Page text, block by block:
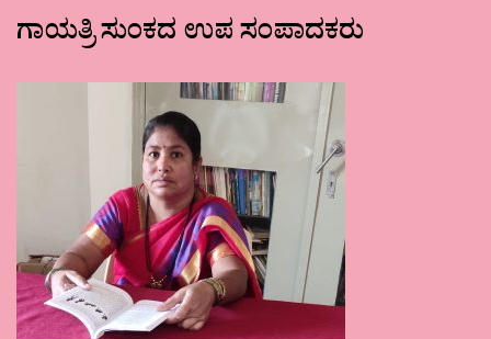
ಗಾಯತ್ರಿ ಸುಂಕದ ಉಪ ಸಂಪಾದಕರು